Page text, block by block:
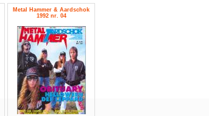
Metal Hammer & Aardschok
1992 nr. 04